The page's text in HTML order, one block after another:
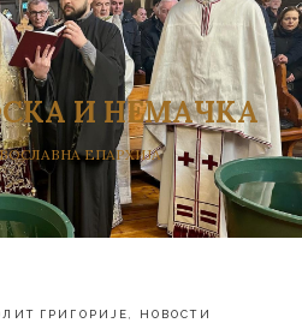
И НЕМАЧКА
ЕПАРХИЈА
ГРИГОРИЈЕ НОВОСТИ